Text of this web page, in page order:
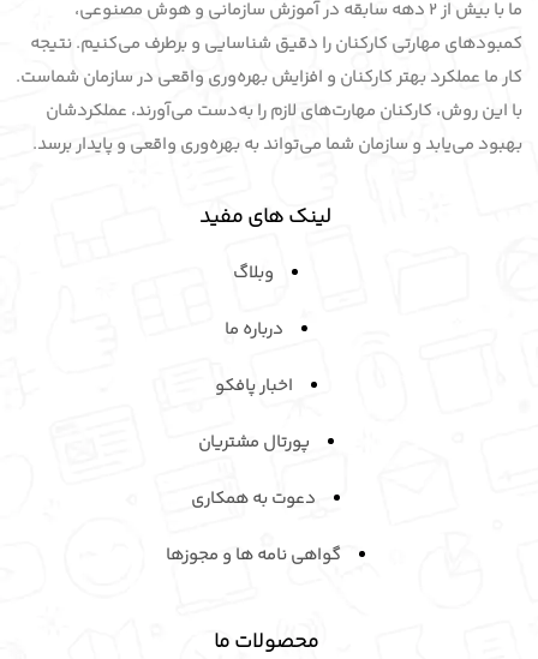
ما با بیش از 2 دهه سابقه در آموزش سازمانی و هوش مصنوعی،
کمبودهای مهارتی کارکنان را دقیق شناسایی و برطرف می‌کنیم. نتیجه
کار ما عملکرد بهتر کارکنان و افزایش بهره‌وری واقعی در سازمان شماست.
با این روش، کارکنان مهارت‌های لازم را به‌دست می‌آورند، عملکردشان
بهبود می‌یابد و سازمان شما می‌تواند به بهره‌وری واقعی و پایدار برسد.
لینک های مفید
وبلاگ
درباره ما
اخبار پافکو
پورتال مشتریان
دعوت به همکاری
گواهی نامه ها و مجوزها
محصولات ما